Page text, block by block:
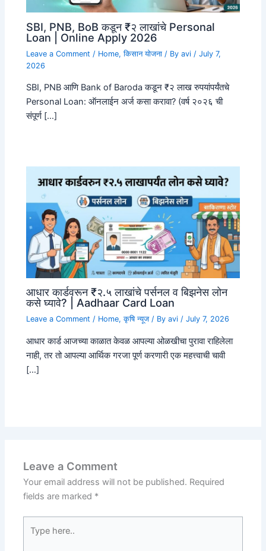
SBI, PNB, BoB कडून ₹२ लाखांचे Personal
Loan | Online Apply 2026
Leave a Comment / Home,किसान योजना / Byavi /July 7,
2026
SBI, PNB आणि Bank of Baroda कडून ₹२ लाख रुपयांपर्यंतचे
Personal Loan: ऑनलाईन अर्ज कसा करावा? (वर्ष २०२६ ची
संपूर्ण […]
आधार कार्डवरून ₹२.५ लाखांचे पर्सनल व बिझनेस लोन
कसे घ्यावे? | Aadhaar Card Loan
Leave a Comment / Home,कृषि न्यूज/ Byavi/July 7, 2026
आधार कार्ड आजच्या काळात केवळ आपल्या ओळखीचा पुरावा राहिलेला
नाही, तर तो आपल्या आर्थिक गरजा पूर्ण करणारी एक महत्त्वाची चावी
[…]
Leave a Comment
Your email address will not be published. Required
fields are marked *
here..